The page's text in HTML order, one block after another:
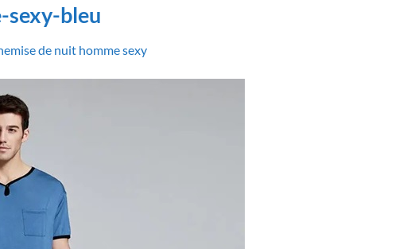
sexy-bleu
de nuit homme sexy